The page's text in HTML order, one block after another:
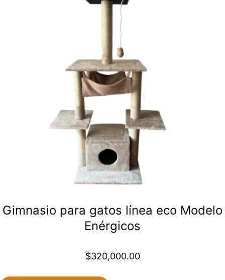
Gimnasio para gatos línea eco Modelo
Enérgicos
$320,000.00